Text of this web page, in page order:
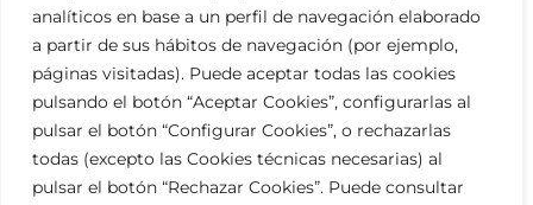
analíticos en base a un perfil de navegación elaborado
a partir de sus hábitos de navegación (por ejemplo,
páginas visitadas). Puede aceptar todas las cookies
pulsando el botón “Aceptar Cookies”, configurarlas al
pulsar el botón “Configurar Cookies”, o rechazarlas
todas (excepto las Cookies técnicas necesarias) al
pulsar el botón “Rechazar Cookies”. Puede consultar
info@augustaabogados.com